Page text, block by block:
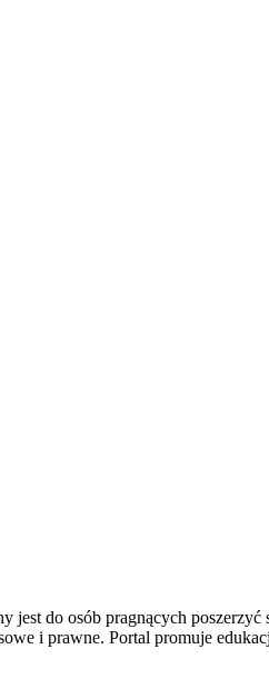
do osób pragnących
i prawne. Portal promuje